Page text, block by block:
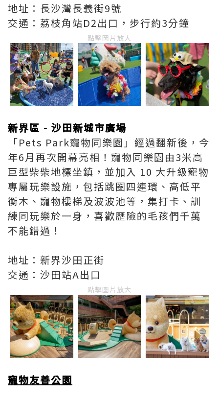
地址：長沙灣長義街9號
交通：荔枝角站D2出口，步行約3分鐘
點擊圖片放大
新界區 - 沙田新城市廣場
「Pets Park寵物同樂園」經過翻新後，今
年6月再次開幕亮相！寵物同樂園由3米高
巨型柴柴地標坐鎮，並加入 10 大升級寵物
專屬玩樂設施，包括跳圈四連環、高低平
衡木、寵物樓梯及波波池等，集打卡、訓
練同玩樂於一身，喜歡歷險的毛孩們千萬
不能錯過！
地址：新界沙田正街
交通：沙田站A出口
點擊圖片放大
寵物友善公園